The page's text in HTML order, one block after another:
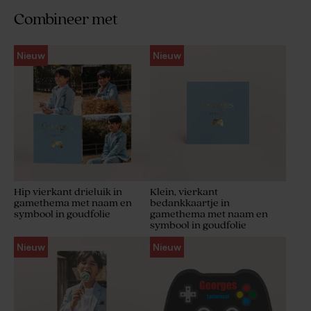
Combineer met
Nieuw
Hip vierkant drieluik in
gamethema met naam en
symbool in goudfolie
Nieuw
Klein, vierkant
bedankkaartje in
gamethema met naam en
symbool in goudfolie
Nieuw
Nieuw